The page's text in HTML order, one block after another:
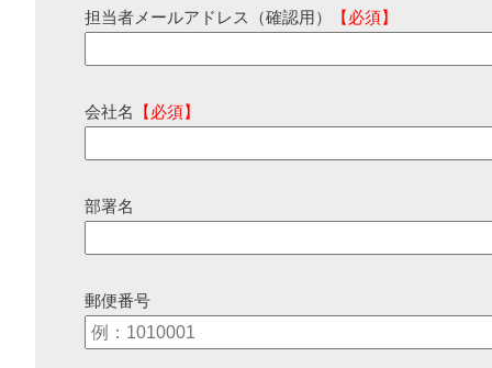
担当者メールアドレス（確認用） 【必須】
会社名 【必須】
部署名
郵便番号